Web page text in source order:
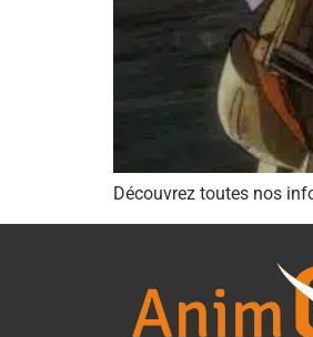
Découvrez toutes nos